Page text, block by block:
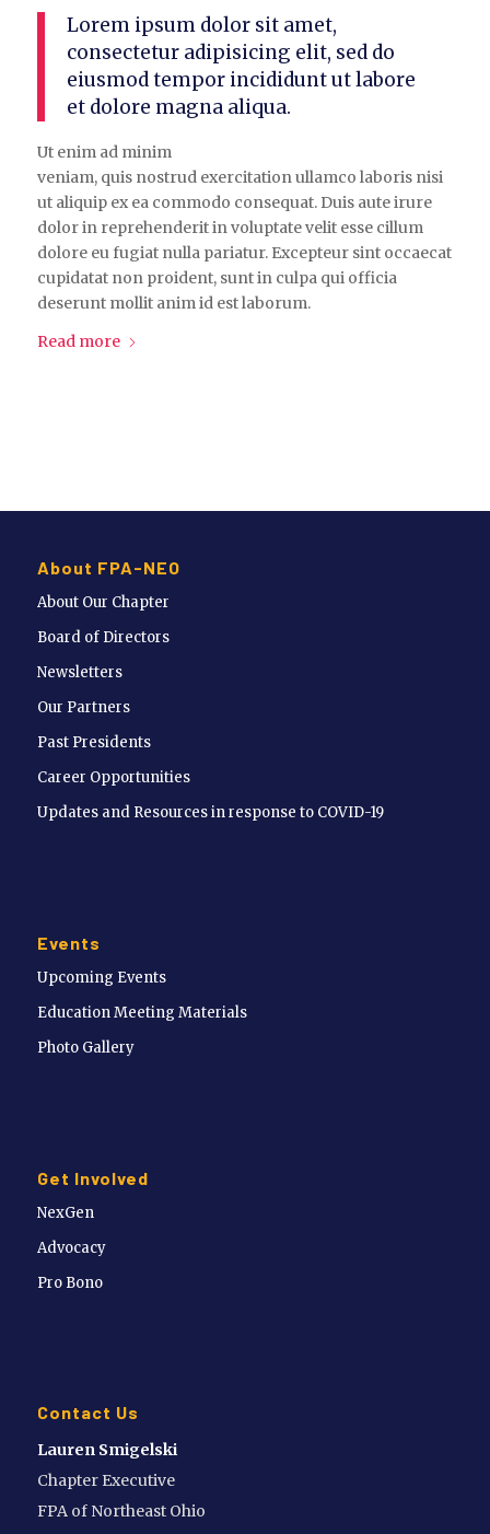
Lorem ipsum dolor sit amet,
consectetur adipisicing elit, sed do
eiusmod tempor incididunt ut labore
et dolore magna aliqua.
Ut enim ad minim
veniam, quis nostrud exercitation ullamco laboris nisi
ut aliquip ex ea commodo consequat. Duis aute irure
dolor in reprehenderit in voluptate velit esse cillum
dolore eu fugiat nulla pariatur. Excepteur sint occaecat
cupidatat non proident, sunt in culpa qui officia
deserunt mollit anim id est laborum.
Read more
About FPA-NEO
About Our Chapter
Board of Directors
Newsletters
Our Partners
Past Presidents
Career Opportunities
Updates and Resources in response to COVID-19
Events
Upcoming Events
Education Meeting Materials
Photo Gallery
Get Involved
NexGen
Advocacy
Pro Bono
Contact Us
Lauren Smigelski
Chapter Executive
FPA of Northeast Ohio